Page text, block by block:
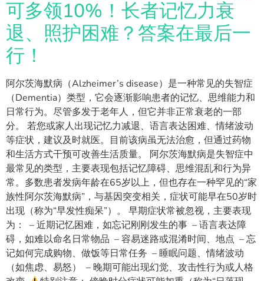
可多领10%！长者记忆力衰
退、照护困难？答案在最后一
行！
阿尔茨海默病（Alzheimer’s disease）是一种常见的失智症
（Dementia）类型，它会逐渐影响患者的记忆、思维能力和
日常行为。尽管多发于老年人，但它并非正常衰老的一部
分。 若您或家人出现记忆力减退、语言表达困难、情绪波动
等症状，建议及时就医。目前该病虽无法治愈，但通过药物
和生活方式干预可改善生活质量。 阿尔茨海默病是失智症中
最常见的类型，主要表现包括记忆障碍、思维混乱和行为异
常。多数患者发病年龄在65岁以上，但也存在一种罕见的“家
族性阿尔茨海默病”，与基因突变相关，症状可能早在50岁时
出现（称为“早发性痴呆”）。 早期症状常被忽视，主要表现
为： – 近期记忆困难，如忘记刚刚发生的事 – 语言表达障
碍，如难以命名日常物品 – 容易迷路或混淆时间、地点 – 忘
记如何完成购物、做饭等日常任务 – 睡眠问题、情绪波动
（如焦虑、易怒） – 晚期可能出现幻觉、攻击性行为或人格